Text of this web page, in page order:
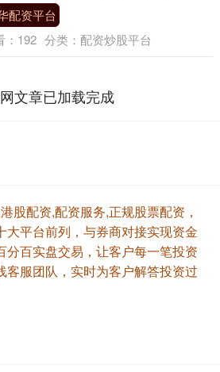
配资平台
192 分类： 配资炒股平台
文章已加载完成
股配资,配资服务,正规股票配资，
大平台前列，与券商对接实现资金
分百实盘交易，让客户每一笔投资
客服团队，实时为客户解答投资过